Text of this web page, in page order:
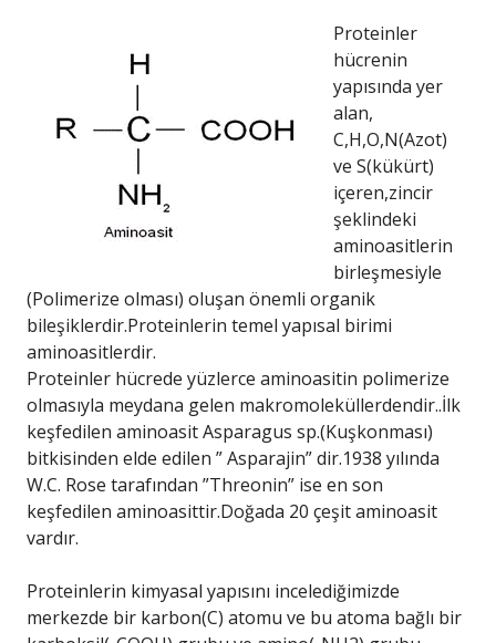
Proteinler
hücrenin
yapısında yer
alan,
C,H,O,N(Azot)
ve S(kükürt)
içeren,zincir
şeklindeki
aminoasitlerin
birleşmesiyle
(Polimerize olması) oluşan önemli organik
bileşiklerdir.Proteinlerin temel yapısal birimi
aminoasitlerdir.
Proteinler hücrede yüzlerce aminoasitin polimerize
olmasıyla meydana gelen makromoleküllerdendir..İlk
keşfedilen aminoasit Asparagus sp.(Kuşkonması)
bitkisinden elde edilen ” Asparajin” dir.1938 yılında
W.C. Rose tarafından ”Threonin” ise en son
keşfedilen aminoasittir.Doğada 20 çeşit aminoasit
vardır.
Proteinlerin kimyasal yapısını incelediğimizde
merkezde bir karbon(C) atomu ve bu atoma bağlı bir